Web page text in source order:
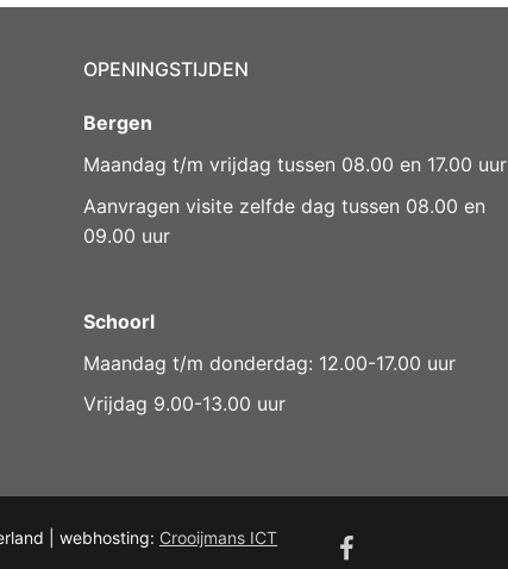
OPENINGSTIJDEN
Bergen
Maandag t/m vrijdag tussen 08.00 en 17.00 uur
Aanvragen visite zelfde dag tussen 08.00 en
09.00 uur
Schoorl
Maandag t/m donderdag: 12.00-17.00 uur
Vrijdag 9.00-13.00 uur
| webhosting: Crooijmans ICT